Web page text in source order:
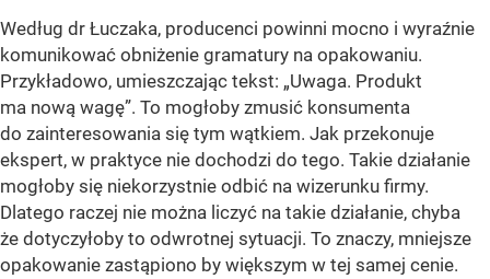
Według dr Łuczaka, producenci powinni mocno i wyraźnie
komunikować obniżenie gramatury na opakowaniu.
Przykładowo, umieszczając tekst: „Uwaga. Produkt
ma nową wagę”. To mogłoby zmusić konsumenta
do zainteresowania się tym wątkiem. Jak przekonuje
ekspert, w praktyce nie dochodzi do tego. Takie działanie
mogłoby się niekorzystnie odbić na wizerunku firmy.
Dlatego raczej nie można liczyć na takie działanie, chyba
że dotyczyłoby to odwrotnej sytuacji. To znaczy, mniejsze
opakowanie zastąpiono by większym w tej samej cenie.